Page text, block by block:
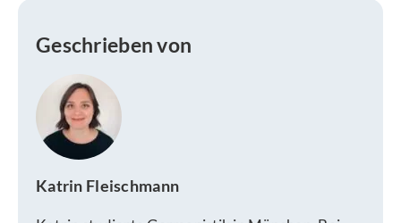
Geschrieben von
Katrin Fleischmann